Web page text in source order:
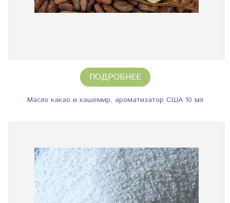
ПОДРОБНЕЕ
Масло какао и кашемир, ароматизатор США 10 мл